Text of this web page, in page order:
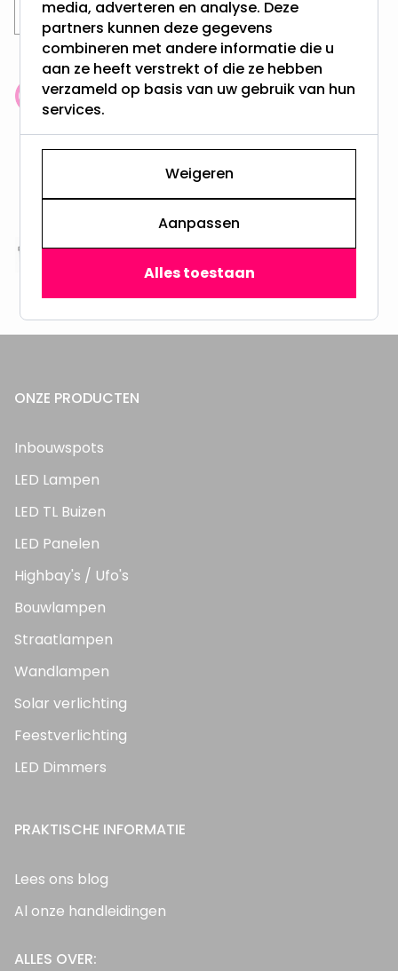
LED Lampen GU10 LED Spots
Klantenbeoordeling: 9.4/10
Gratis verzending + snel geleverd
3000m2 - 60.000+ Producten
ONZE PRODUCTEN
Inbouwspots
LED Lampen
LED TL Buizen
LED Panelen
Highbay's / Ufo's
Bouwlampen
Straatlampen
Wandlampen
Solar verlichting
Feestverlichting
LED Dimmers
PRAKTISCHE INFORMATIE
Lees ons blog
Al onze handleidingen
ALLES OVER:
media, adverteren en analyse. Deze
partners kunnen deze gegevens
combineren met andere informatie die u
aan ze heeft verstrekt of die ze hebben
verzameld op basis van uw gebruik van hun
services.
Weigeren
Aanpassen
Alles toestaan